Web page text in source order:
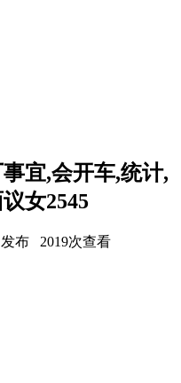
宜,会开车,统计,
女2545
布 2019次查看